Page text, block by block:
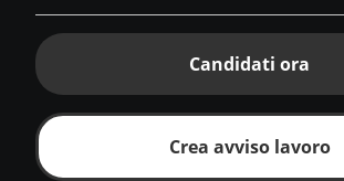
Candidati ora
Crea avviso lavoro